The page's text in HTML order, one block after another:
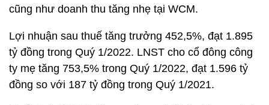
cũng như doanh thu tăng nhẹ tại WCM.
Lợi nhuận sau thuế tăng trưởng 452,5%, đạt 1.895
tỷ đồng trong Quý 1/2022. LNST cho cổ đông công
ty mẹ tăng 753,5% trong Quý 1/2022, đạt 1.596 tỷ
đồng so với 187 tỷ đồng trong Quý 1/2021.